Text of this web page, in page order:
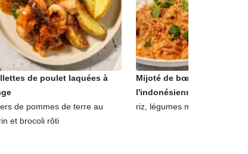
de poulet laquées à
de pommes de terre au
et brocoli rôti
Mijoté de bœuf au lait de
l'indonésienne
riz, légumes marinés et